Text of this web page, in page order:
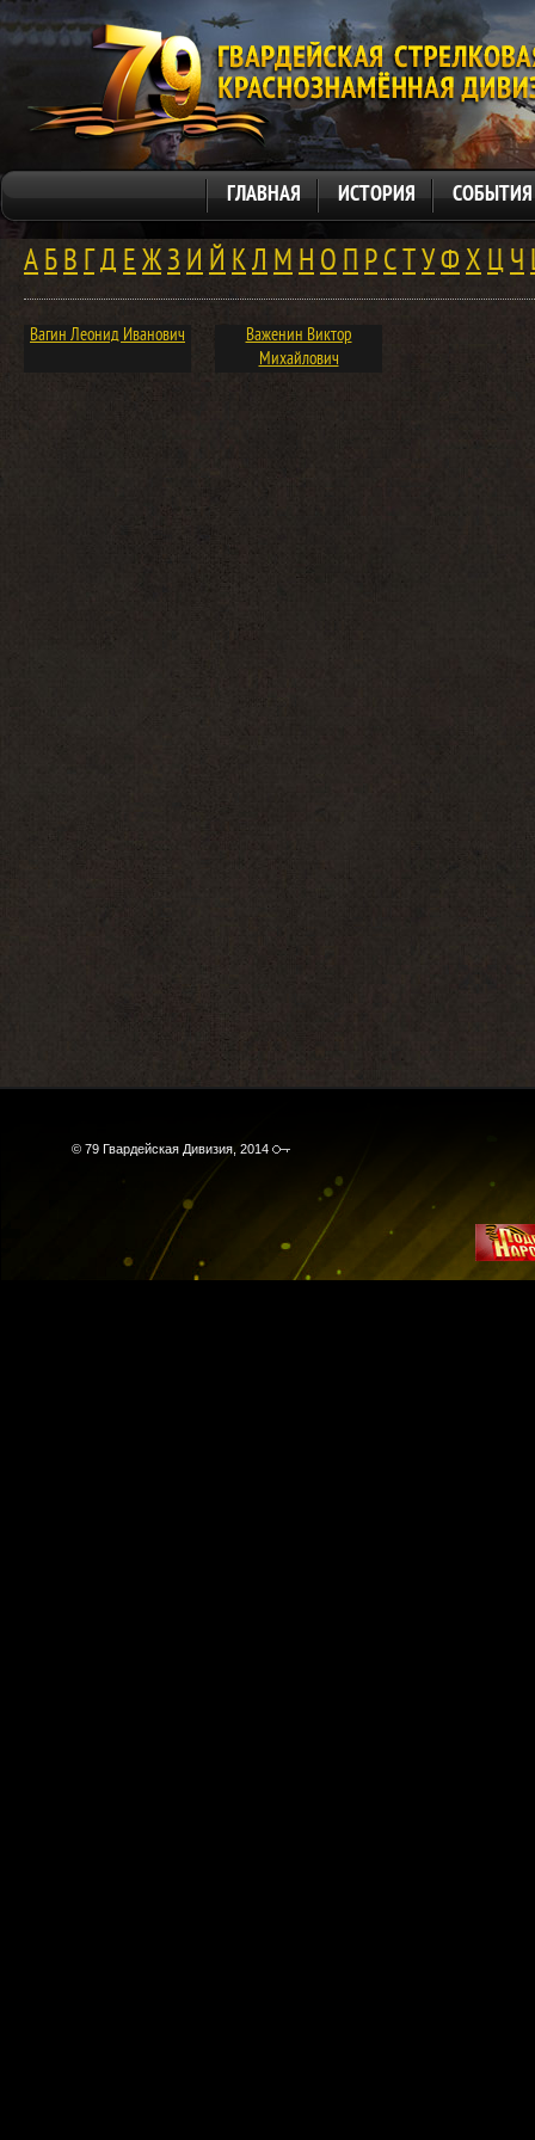
ГЛАВНАЯ ИСТОРИЯ СОБЫТИЯ
АБВГДЕЖЗИЙКЛМНОПРСТУФХЦЧ
Вагин Леонид Иванович
Важенин Виктор
Михайлович
© 79 Гвардейская Дивизия, 2014